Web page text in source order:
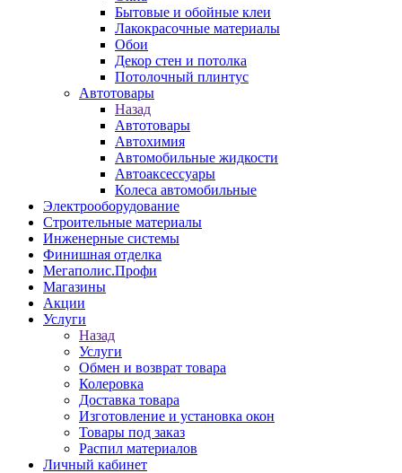
Бытовые и обойные клеи
Лакокрасочные материалы
Обои
Декор стен и потолка
Потолочный плинтус
Автотовары
Назад
Автотовары
Автохимия
Автомобильные жидкости
Автоаксессуары
Колеса автомобильные
Электрооборудование
Строительные материалы
Инженерные системы
Финишная отделка
Мегаполис.Профи
Магазины
Акции
Услуги
Назад
Услуги
Обмен и возврат товара
Колеровка
Доставка товара
Изготовление и установка окон
Товары под заказ
Распил материалов
Личный кабинет